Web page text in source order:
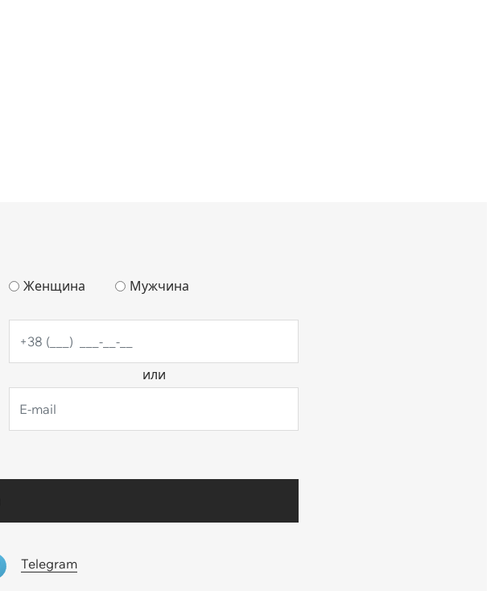
Женщина Мужчина
или
Telegram